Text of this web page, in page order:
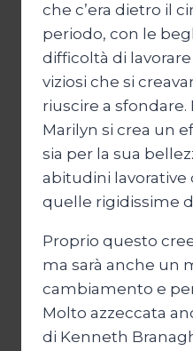
che c’era dietro il
periodo, con le
difficoltà di
viziosi che si
riuscire a sfondare.
Marilyn si crea un
sia per la sua
abitudini
quelle rigidissime
Proprio questo
ma sarà anche un
cambiamento e
Molto azzeccata
di Kenneth